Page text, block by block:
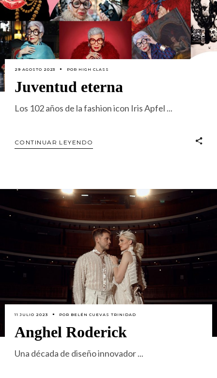
29 AGOSTO 2023 POR HIGH CLASS
Juventud eterna
Los 102 años de la fashion icon Iris Apfel
CONTINUAR LEYENDO
11 JULIO 2023 POR BELÉN CUEVAS TRINIDAD
Anghel Roderick
Una década de diseño innovador